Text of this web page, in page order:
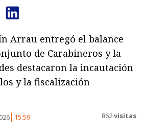
Arrau entregó el balance
de Carabineros y la
destacaron la incautación
y la fiscalización
15:59 862visitas